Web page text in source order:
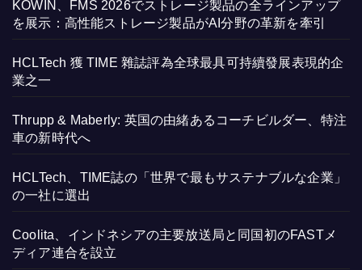
KOWIN、FMS 2026でストレージ製品の全ラインアップ
を展示：高性能ストレージ製品がAI分野の革新を牽引
HCLTech 獲 TIME 雜誌評為全球最具可持續發展表現的企
業之一
Thrupp & Maberly: 英国の由緒あるコーチビルダー、特注
車の新時代へ
HCLTech、TIME誌の「世界で最もサステナブルな企業」
の一社に選出
Coolita、インドネシアの主要放送局と同国初のFASTメ
ディア連合を設立